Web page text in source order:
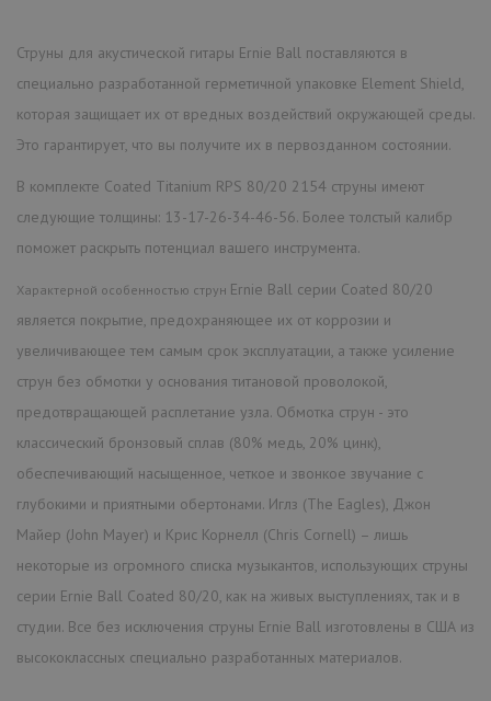
Струны для акустической гитары Ernie Ball поставляются в
специально разработанной герметичной упаковке Element Shield,
которая защищает их от вредных воздействий окружающей среды.
Это гарантирует, что вы получите их в первозданном состоянии.
В комплекте Coated Titanium RPS 80/20 2154 струны имеют
следующие толщины: 13-17-26-34-46-56. Более толстый калибр
поможет раскрыть потенциал вашего инструмента.
Характерной особенностью струн Ernie Ball серии Coated 80/20
является покрытие, предохраняющее их от коррозии и
увеличивающее тем самым срок эксплуатации, а также усиление
струн без обмотки у основания титановой проволокой,
предотвращающей расплетание узла. Обмотка струн - это
классический бронзовый сплав (80% медь, 20% цинк),
обеспечивающий насыщенное, четкое и звонкое звучание с
глубокими и приятными обертонами. Иглз (The Eagles), Джон
Майер (John Mayer) и Крис Корнелл (Chris Cornell) – лишь
некоторые из огромного списка музыкантов, использующих струны
серии Ernie Ball Coated 80/20, как на живых выступлениях, так и в
студии. Все без исключения струны Ernie Ball изготовлены в США из
высококлассных специально разработанных материалов.